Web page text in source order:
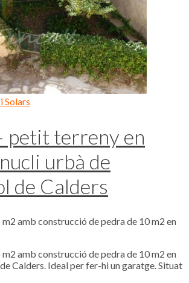
Solars
petit terreny en
urbà de
de Calders
amb construcció de pedra de 10 m2 en
amb construcció de pedra de 10 m2 en
Calders. Ideal per fer-hi un garatge. Situat